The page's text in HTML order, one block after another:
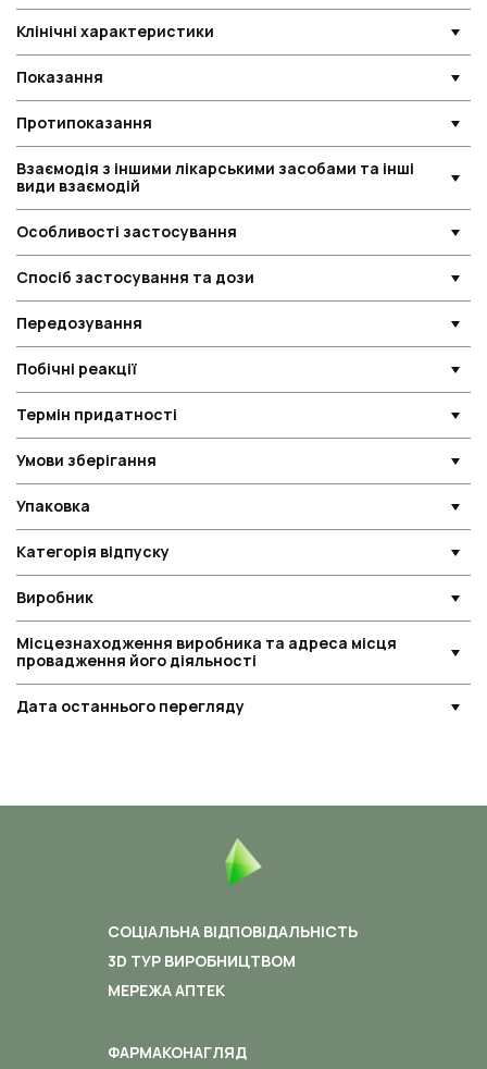
Клінічні характеристики
Показання
Протипоказання
Взаємодія з іншими лікарськими засобами та інші
види взаємодій
Особливості застосування
Спосіб застосування та дози
Передозування
Побічні реакції
Термін придатності
Умови зберігання
Упаковка
Категорія відпуску
Виробник
Місцезнаходження виробника та адреса місця
провадження його діяльності
Дата останнього перегляду
СОЦІАЛЬНА ВІДПОВІДАЛЬНІСТЬ
3D ТУР ВИРОБНИЦТВОМ
МЕРЕЖА АПТЕК
ФАРМАКОНАГЛЯД